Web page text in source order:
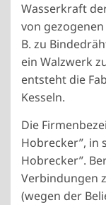
Wasserkraft
von
B. zu
ein Walzwerk
entsteht die
Kesseln.
Die
Hobrecker”, in
Hobrecker”.
Verbindungen
(wegen der